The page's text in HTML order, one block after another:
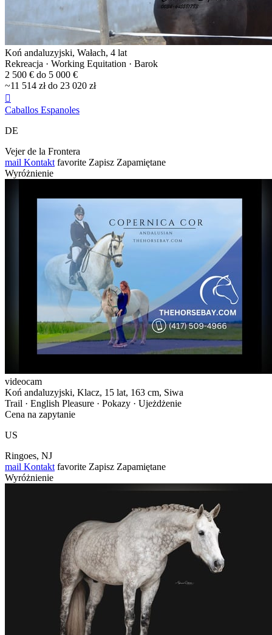
Koń andaluzyjski, Wałach, 4 lat
Rekreacja · Working Equitation · Barok
2 500 € do 5 000 €
~11 514 zł do 23 020 zł

Caballos Espanoles
DE
Vejer de la Frontera
mail Kontakt favorite Zapisz Zapamiętane
Wyróżnienie
videocam
Koń andaluzyjski, Klacz, 15 lat, 163 cm, Siwa
Trail · English Pleasure · Pokazy · Ujeżdżenie
Cena na zapytanie
US
Ringoes, NJ
mail Kontakt favorite Zapisz Zapamiętane
Wyróżnienie